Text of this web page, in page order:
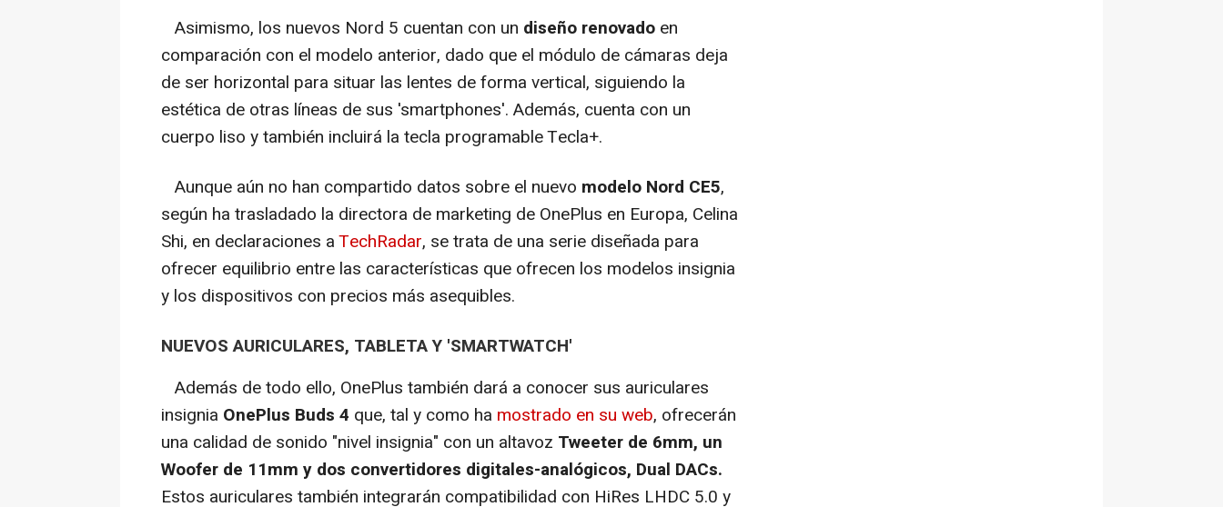
Asimismo, los nuevos Nord 5 cuentan con un diseño renovado en
comparación con el modelo anterior, dado que el módulo de cámaras deja
de ser horizontal para situar las lentes de forma vertical, siguiendo la
estética de otras líneas de sus 'smartphones'. Además, cuenta con un
cuerpo liso y también incluirá la tecla programable Tecla+.
Aunque aún no han compartido datos sobre el nuevo modelo Nord CE5,
según ha trasladado la directora de marketing de OnePlus en Europa, Celina
Shi, en declaraciones aTechRadar, se trata de una serie diseñada para
ofrecer equilibrio entre las características que ofrecen los modelos insignia
y los dispositivos con precios más asequibles.
NUEVOS AURICULARES, TABLETA Y 'SMARTWATCH'
Además de todo ello, OnePlus también dará a conocer sus auriculares
insignia OnePlus Buds 4 que, tal y como ha mostrado en su web, ofrecerán
una calidad de sonido "nivel insignia" con un altavoz Tweeter de 6mm, un
Woofer de 11mm y dos convertidores digitales-analógicos, Dual DACs.
Estos auriculares también integrarán compatibilidad con HiRes LHDC 5.0 y